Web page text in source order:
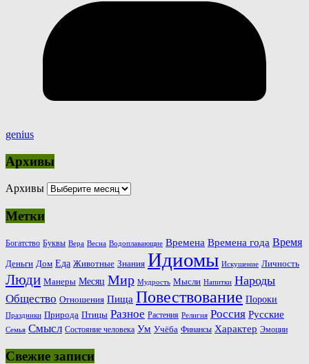
genius
Архивы
Архивы
Метки
Богатство Буквы Вера Весна Водоплавающие Времена Времена года Время
Деньги Дом Еда Животные Знания Идиомы Искушение Личность
Люди Манеры Месяц Мир Мудрость Мысли Напитки Народы
Общество Отношения Пища Повествование Пороки
Праздники Природа Птицы Разное Растения Религия Россия Русские
Семья Смысл Состояние человека Ум Учёба Финансы Характер Эмоции
Свежие записи